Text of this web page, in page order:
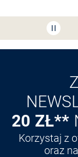
20 ZŁ**
Korzystaj z
oraz